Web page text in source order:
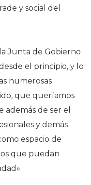
y social del
Junta de Gobierno
el principio, y lo
numerosas
que queríamos
de ser el
y demás
espacio de
que puedan